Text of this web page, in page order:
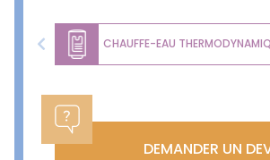
CHAUFFE-EAU
Previous
DEMANDER UN